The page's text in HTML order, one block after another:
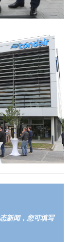
新闻，您可填写